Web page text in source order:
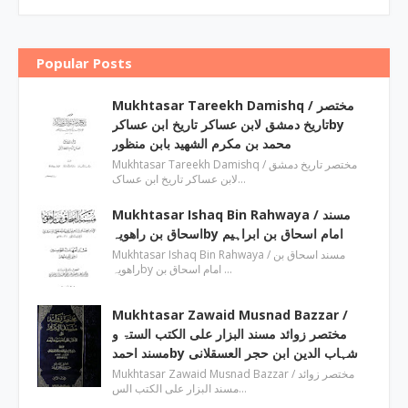
Popular Posts
Mukhtasar Tareekh Damishq ‎/ مختصر
تاریخ دمشق لابن عساکر تاریخ ابن عساکرby
‎محمد بن مکرم الشھید بابن منظور
Mukhtasar Tareekh Damishq ‎/ مختصر تاریخ دمشق
لابن عساکر تاریخ ابن عساک…
Mukhtasar Ishaq Bin Rahwaya ‎/ مسند
اسحاق بن راھویہby ‎امام اسحاق بن ابراہیم
Mukhtasar Ishaq Bin Rahwaya ‎/ مسند اسحاق بن
راھویہby ‎امام اسحاق بن …
Mukhtasar Zawaid Musnad Bazzar ‎/
مختصر زوائد مسند البزار علی الکتب الستۃ و
مسند احمدby ‎شہاب الدین ابن حجر العسقلانی
Mukhtasar Zawaid Musnad Bazzar ‎/ مختصر زوائد
مسند البزار علی الکتب الس…